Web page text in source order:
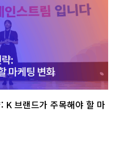
K 브랜드가 주목해야 할 마